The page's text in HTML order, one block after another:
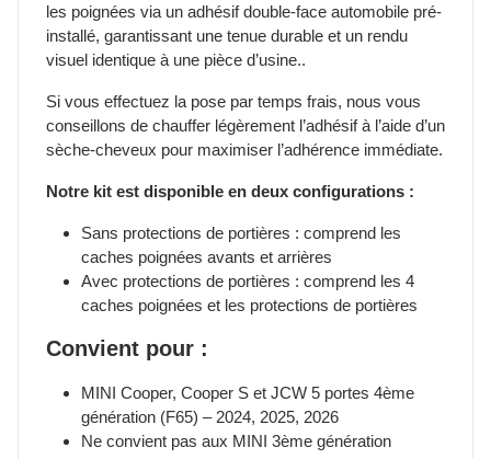
les poignées via un adhésif double-face automobile pré-
installé, garantissant une tenue durable et un rendu
visuel identique à une pièce d’usine..
Si vous effectuez la pose par temps frais, nous vous
conseillons de chauffer légèrement l’adhésif à l’aide d’un
sèche-cheveux pour maximiser l’adhérence immédiate.
Notre kit est disponible en deux configurations :
Sans protections de portières : comprend les
caches poignées avants et arrières
Avec protections de portières : comprend les 4
caches poignées et les protections de portières
Convient pour :
MINI Cooper, Cooper S et JCW 5 portes 4ème
génération (F65) – 2024, 2025, 2026
Ne convient pas aux MINI 3ème génération